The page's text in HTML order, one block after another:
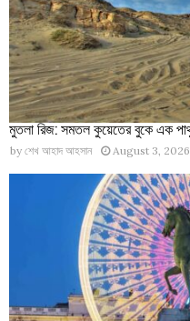
মুতলা রিজ: সমতল কুয়েতের বুকে এক
by শেখ আহাদ আহসান August 3, 2026